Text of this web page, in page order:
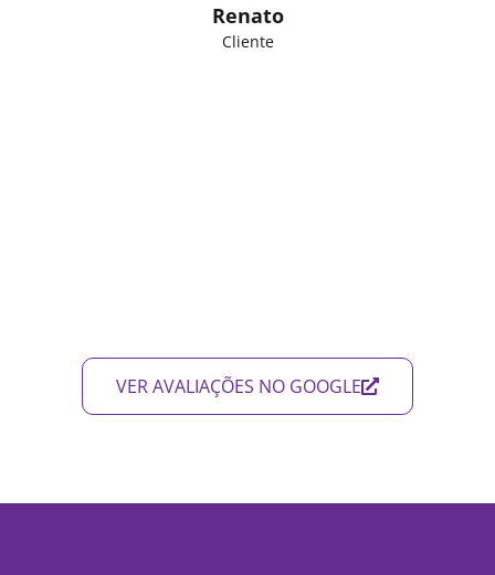
Renato
Cliente
VER AVALIAÇÕES NO GOOGLE